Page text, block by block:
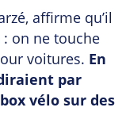
affirme qu’il
: on ne touche
voitures. En
par
vélo sur des